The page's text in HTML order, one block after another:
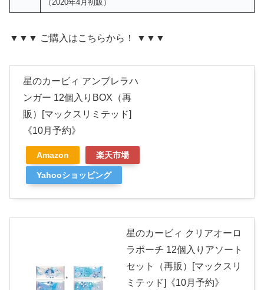
（2020年4月初販）
▼▼▼ ご購入はこちらから！ ▼▼▼
星のカービィ アンブレラハ
ンガー 12個入りBOX（再
販）[マックスリミテッド]
《10月予約》
Amazon 楽天市場
Yahooショッピング
星のカービィ クリアオーロ
ラポーチ 12個入りアソート
セット（再販）[マックスリ
ミテッド]《10月予約》